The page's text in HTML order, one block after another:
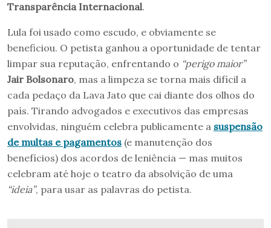
Transparência Internacional.
Lula foi usado como escudo, e obviamente se
beneficiou. O petista ganhou a oportunidade de tentar
limpar sua reputação, enfrentando o “perigo maior”
Jair Bolsonaro, mas a limpeza se torna mais difícil a
cada pedaço da Lava Jato que cai diante dos olhos do
país. Tirando advogados e executivos das empresas
envolvidas, ninguém celebra publicamente a suspensão
de multas e pagamentos (e manutenção dos
benefícios) dos acordos de leniência — mas muitos
celebram até hoje o teatro da absolvição de uma
“ideia”, para usar as palavras do petista.